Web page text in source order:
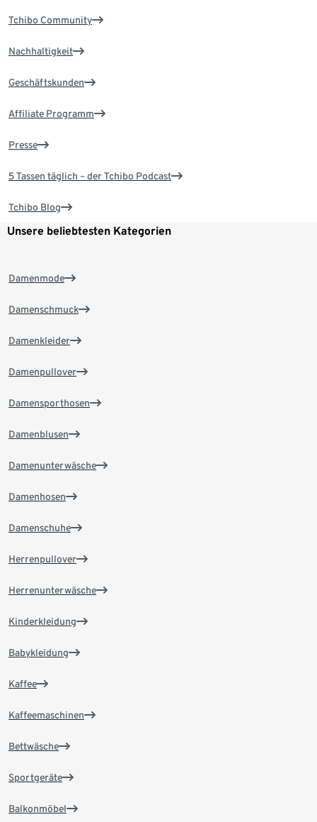
Tchibo Community
Nachhaltigkeit
Geschäftskunden
Affiliate Programm
Presse
5 Tassen täglich – der Tchibo Podcast
Tchibo Blog
Unsere beliebtesten Kategorien
Damenmode
Damenschmuck
Damenkleider
Damenpullover
Damensporthosen
Damenblusen
Damenunterwäsche
Damenhosen
Damenschuhe
Herrenpullover
Herrenunterwäsche
Kinderkleidung
Babykleidung
Kaffee
Kaffeemaschinen
Bettwäsche
Sportgeräte
Balkonmöbel